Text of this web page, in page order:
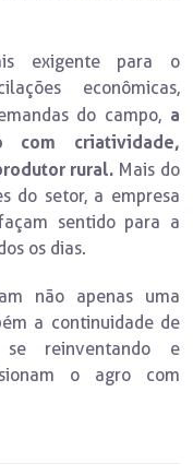
exigente para o
econômicas,
do campo, a
com criatividade,
rural. Mais do
do setor, a empresa
sentido para a
os dias.
não apenas uma
a continuidade de
reinventando e
o agro com